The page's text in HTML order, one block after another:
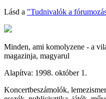
Lásd a "Tudnivalók a
Minden, ami komolyzene - a
magazinja, magyarul
Alapítva: 1998. október 1.
Koncertbeszámolók,